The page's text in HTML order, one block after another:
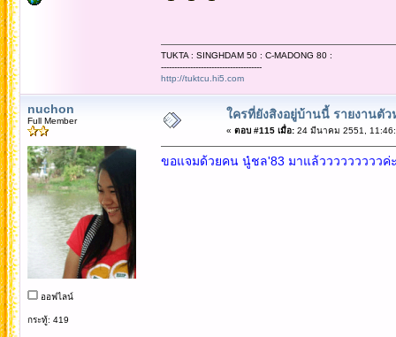
TUKTA : SINGHDAM 50 : C-MADONG 80 :
--------------------------------------
http://tuktcu.hi5.com
nuchon
Full Member
ออฟไลน์
กระทู้: 419
ใครที่ยังสิงอยู่บ้านนี้ รายงานตัว
« ตอบ #115 เมื่อ:24 มีนาคม 2551,
ขอแจมด้วยคน นู๋ชล'83 มาแล้ววววววววว